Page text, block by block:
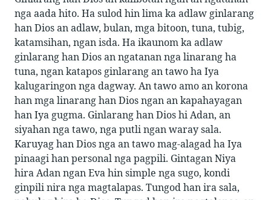
nga aada hito. Ha sulod hin lima ka adlaw ginlarang
han Dios an adlaw, bulan, mga bitoon, tuna, tubig,
katamsihan, ngan isda. Ha ikaunom ka adlaw
ginlarang han Dios an ngatanan nga linarang ha
tuna, ngan katapos ginlarang an tawo ha Iya
kalugaringon nga dagway. An tawo amo an korona
han mga linarang han Dios ngan an kapahayagan
han Iya gugma. Ginlarang han Dios hi Adan, an
siyahan nga tawo, nga putli ngan waray sala.
Karuyag han Dios nga an tawo mag-alagad ha Iya
pinaagi han personal nga pagpili. Gintagan Niya
hira Adan ngan Eva hin simple nga sugo, kondi
ginpili nira nga magtalapas. Tungod han ira sala,